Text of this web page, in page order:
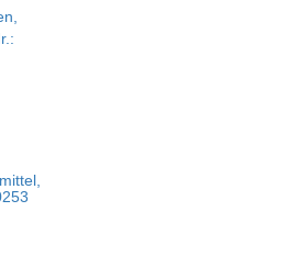
Preis war: 10,70 €
Preis ist: 10,17 €.